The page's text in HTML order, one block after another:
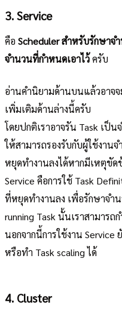
3. Service
คือ Scheduler สำหรับรักษาจ
จำนวนที่กำหนดเอาไว้ครับ
อ่านคำนิยามด้านบนแล้วอาจจ
เพิ่มเติมด้านล่างนี้ครับ
โดยปกติเราอาจรัน Task เป็
ให้สามารถรองรับกับผู้ใช้งาน
หยุดทำงานลงได้หากมีเหตุขัด
Service คือการใช้ Task
ที่หยุดทำงานลง เพื่อรักษาจำ
running Task นั้นเราสามารถ
นอกจากนี้การใช้งาน Service
หรือทำ Task scaling ได้
4. Cluster